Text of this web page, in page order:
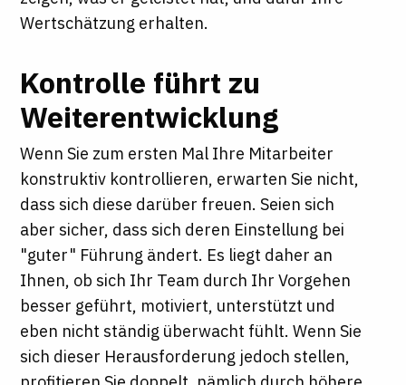
Wertschätzung erhalten.
Kontrolle führt zu
Weiterentwicklung
Wenn Sie zum ersten Mal Ihre Mitarbeiter
konstruktiv kontrollieren, erwarten Sie nicht,
dass sich diese darüber freuen. Seien sich
aber sicher, dass sich deren Einstellung bei
"guter" Führung ändert. Es liegt daher an
Ihnen, ob sich Ihr Team durch Ihr Vorgehen
besser geführt, motiviert, unterstützt und
eben nicht ständig überwacht fühlt. Wenn Sie
sich dieser Herausforderung jedoch stellen,